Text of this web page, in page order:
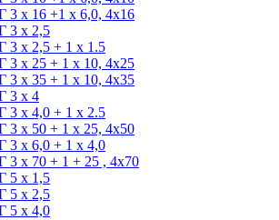
3 х 16 +1 x 6,0, 4х16
3 х 2,5
3 х 2,5 + 1 x 1.5
3 х 25 + 1 х 10, 4х25
3 х 35 + 1 x 10, 4х35
3 х 4
3 х 4,0 + 1 x 2.5
3 х 50 + 1 x 25, 4х50
3 х 6,0 + 1 x 4,0
3 х 70 + 1 + 25 , 4х70
5 х 1,5
5 х 2,5
5 х 4,0